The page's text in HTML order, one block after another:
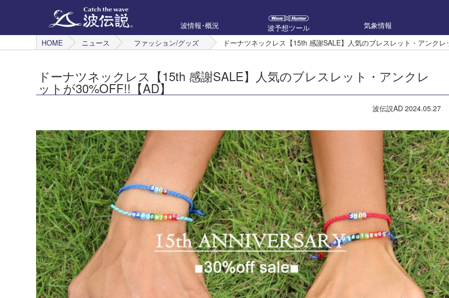
波情報･概況 波予想ツール
気象情報
HOME
ニュース ファッション/グッズ ドーナツネックレス【15th 感謝SALE】人気のブレスレット・アンク
ドーナツネックレス【15th 感謝SALE】人気のブレスレット・アンクレ
ットが30%OFF!!【AD】
波伝説AD 2024.05.27